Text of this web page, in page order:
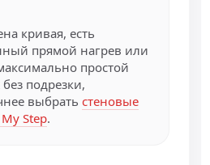
кривая, есть
прямой нагрев или
простой
подрезки,
выбратьстеновые
Step.